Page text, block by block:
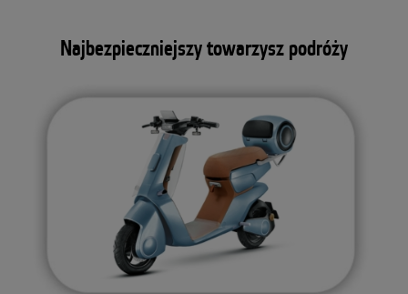
Najbezpieczniejszy towarzysz podróży